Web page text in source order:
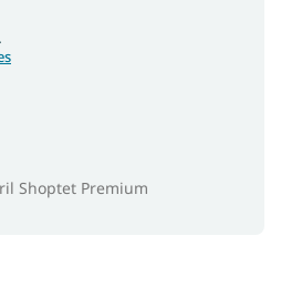
Shoptet Premium